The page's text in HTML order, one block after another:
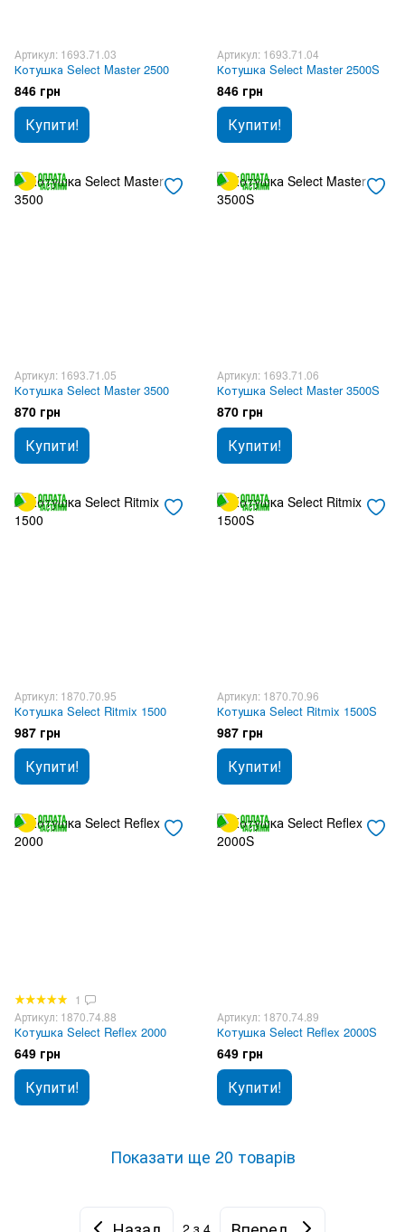
Артикул: 1693.71.03
Котушка Select Master 2500
846 грн
Купити!
Артикул: 1693.71.04
Котушка Select Master 2500S
846 грн
Купити!
Артикул: 1693.71.05
Котушка Select Master 3500
870 грн
Купити!
Артикул: 1693.71.06
Котушка Select Master 3500S
870 грн
Купити!
Артикул: 1870.70.95
Котушка Select Ritmix 1500
987 грн
Купити!
Артикул: 1870.70.96
Котушка Select Ritmix 1500S
987 грн
Купити!
1
Артикул: 1870.74.88
Котушка Select Reflex 2000
649 грн
Купити!
Артикул: 1870.74.89
Котушка Select Reflex 2000S
649 грн
Купити!
Показати ще 20 товарів
2 з 4